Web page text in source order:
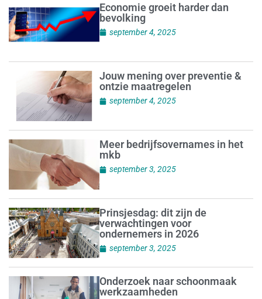
Economie groeit harder dan
bevolking
september 4, 2025
Jouw mening over preventie &
ontzie maatregelen
september 4, 2025
Meer bedrijfsovernames in het
mkb
september 3, 2025
Prinsjesdag: dit zijn de
verwachtingen voor
ondernemers in 2026
september 3, 2025
Onderzoek naar schoonmaak
werkzaamheden